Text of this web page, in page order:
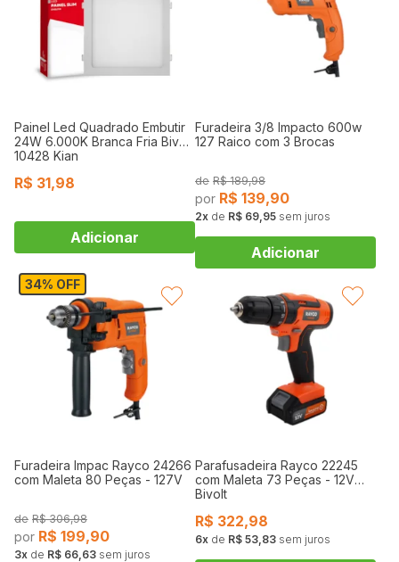
Painel Led Quadrado Embutir
24W 6.000K Branca Fria Bivolt
10428 Kian
R$ 31,98
Furadeira 3/8 Impacto 600w
127 Raico com 3 Brocas
R$ 189,98
R$ 139,90
2 de R$ 69,95 sem juros
34% OFF
Furadeira Impac Rayco 24266
com Maleta 80 Peças - 127V
R$ 306,98
R$ 199,90
3 de R$ 66,63 sem juros
FAVORITAR
Parafusadeira Rayco 22245
com Maleta 73 Peças - 12V
Bivolt
R$ 322,98
6 de R$ 53,83 sem juros
FAVORITAR